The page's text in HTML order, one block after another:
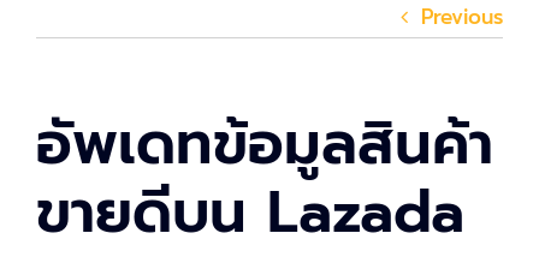
Previous
อัพเดทข้อมูลสินค้า
ขายดีบน Lazada